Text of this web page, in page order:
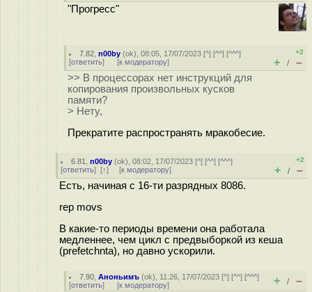
"Прогресс"
7.82 ,n00by (ok), 08:05, 17/07/2023 [^] [^^] [^^^]
[ответить] [к модератору]
+2
+ / –
>> В процессорах нет инструкций для
копирования произвольных кусков
памяти?
> Нету,
Прекратите распространять мракобесие.
6.81 ,n00by (ok), 08:02, 17/07/2023 [^] [^^] [^^^]
[ответить] [↑] [к модератору]
+2
+ / –
Есть, начиная с 16-ти разрядных 8086.
rep movs
В какие-то периоды времени она работала
медленнее, чем цикл с предвыборкой из кеша
(prefetchnta), но давно ускорили.
7.90 ,Аноньимъ (ok), 11:26, 17/07/2023 [^] [^^] [^^^]
[ответить] [к модератору] + / –